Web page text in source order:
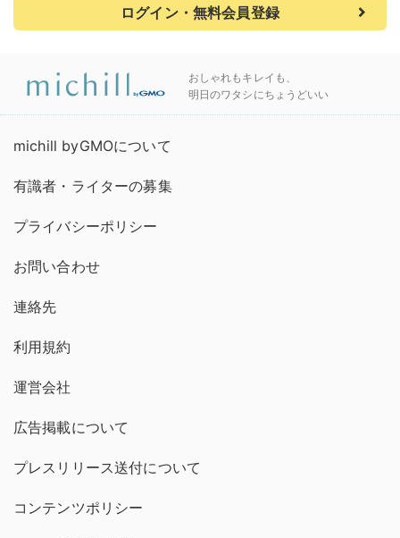
ログイン・無料会員登録
おしゃれもキレイも、
明日のワタシにちょうどいい
michill byGMOについて
有識者・ライターの募集
プライバシーポリシー
お問い合わせ
連絡先
利用規約
運営会社
広告掲載について
プレスリリース送付について
コンテンツポリシー